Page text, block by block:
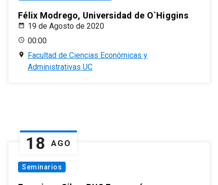
Félix Modrego, Universidad de O`Higgins
19 de Agosto de 2020
00:00
Facultad de Ciencias Económicas y
Administrativas UC
18 AGO
Seminarios